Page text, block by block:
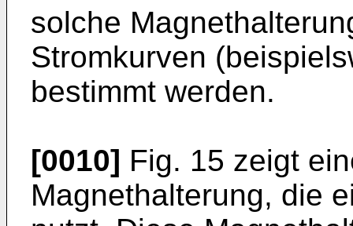
solche
Stromkurven
bestimmt werden.
[0010] Fig. 15 zeigt
Magnethalterung, die